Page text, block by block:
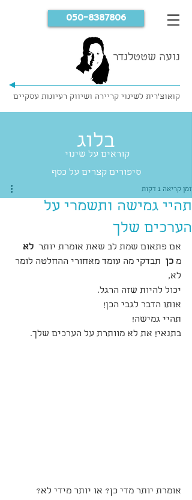
נועה שטטלנדר
קואוצ'רית לשינוי קריירה ושיווק רעיונות עסקיים
050-8387806
תהיי גמישה ותשמרי על
הערכים שלך
זמן קריאה 1 דקות
אם פתאום שמת לב שאת אומרת יותר לא
מ כן תבדקי מה עומד מאחורי ההחלטה לומר
לא,
יכול להיות שזה הרגל.
אותו הדבר לגבי הכן!
תהיי גמישה!
בתנאי! את לא מוותרת על הערכים שלך.
אומרת יותר מדי כן? או יותר מידי לא?
קוראים על שינוי
סיפורים קצרים על כסף
בלוג